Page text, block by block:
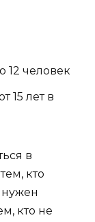
12 человек
15 лет в
в
кто
кто не